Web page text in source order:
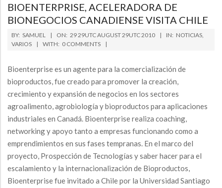
BIOENTERPRISE, ACELERADORA DE
BIONEGOCIOS CANADIENSE VISITA CHILE
2010-
08-
BY: SAMUEL ON: 29 29UTC AUGUST 29UTC 2010 IN: NOTICIAS,
VARIOS
WITH: 0 COMMENTS
Bioenterprise es un agente para la comercialización de
bioproductos, fue creado para promover la creación,
crecimiento y expansión de negocios en los sectores
agroalimento, agrobiología y bioproductos para aplicaciones
industriales en Canadá. Bioenterprise realiza coaching,
networking y apoyo tanto a empresas funcionando como a
emprendimientos en sus fases tempranas. En el marco del
proyecto, Prospección de Tecnologías y saber hacer para el
escalamiento y la internacionalización de Bioproductos,
Bioenterprise fue invitado a Chile por la Universidad Santiago